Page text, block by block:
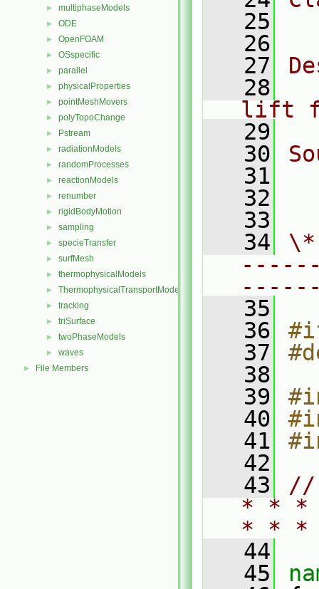
► multiphaseModels
► ODE
► OpenFOAM
► OSspecific
► parallel
► physicalProperties
► pointMeshMovers
► polyTopoChange
► Pstream
► radiationModels
► randomProcesses
► reactionModels
► renumber
► rigidBodyMotion
► sampling
► specieTransfer
► surfMesh
► thermophysicalModels
► ThermophysicalTransportModels
► tracking
► triSurface
► twoPhaseModels
► waves
► File Members
   25
   26
   27
   28
lift
   29
   30
   31
   32
   33
   34
   35
   36
   37
   38
   39
   40
   41
   42
   43
//
* * *
* *
   44
   45